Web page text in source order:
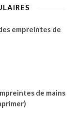
empreintes de
de mains